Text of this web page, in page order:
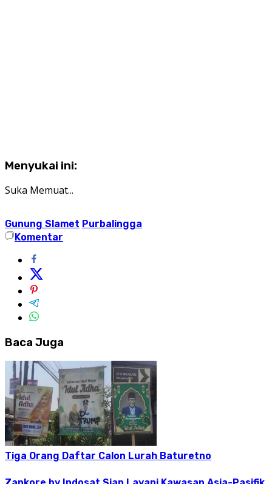
Menyukai ini:
Suka Memuat...
Gunung Slamet Purbalingga
Komentar
Baca Juga
Tiga Orang Daftar Calon Lurah Baturetno